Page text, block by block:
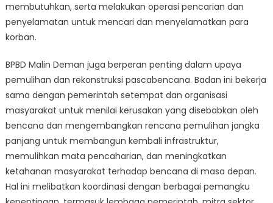
membutuhkan, serta melakukan operasi pencarian dan
penyelamatan untuk mencari dan menyelamatkan para
korban.
BPBD Malin Deman juga berperan penting dalam upaya
pemulihan dan rekonstruksi pascabencana. Badan ini bekerja
sama dengan pemerintah setempat dan organisasi
masyarakat untuk menilai kerusakan yang disebabkan oleh
bencana dan mengembangkan rencana pemulihan jangka
panjang untuk membangun kembali infrastruktur,
memulihkan mata pencaharian, dan meningkatkan
ketahanan masyarakat terhadap bencana di masa depan.
Hal ini melibatkan koordinasi dengan berbagai pemangku